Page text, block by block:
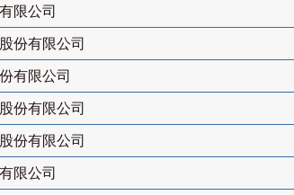
限公司
份有限公司
有限公司
份有限公司
份有限公司
限公司